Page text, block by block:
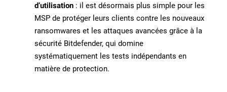
d’utilisation : il est désormais plus simple pour les
MSP de protéger leurs clients contre les nouveaux
ransomwares et les attaques avancées grâce à la
sécurité Bitdefender, qui domine
systématiquement les tests indépendants en
matière de protection.